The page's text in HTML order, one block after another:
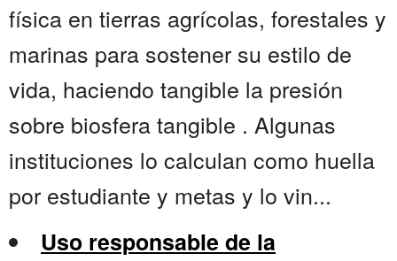
física en tierras agrícolas, forestales y
marinas para sostener su estilo de
vida, haciendo tangible la presión
sobre biosfera tangible . Algunas
instituciones lo calculan como huella
por estudiante y metas y lo vin...
Uso responsable de la